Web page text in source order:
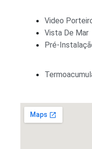
Video
Vista De Mar
Pré-